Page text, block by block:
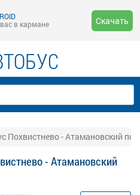
в кармане
Скачать
Похвистнево - Атамановский
- Атамановский